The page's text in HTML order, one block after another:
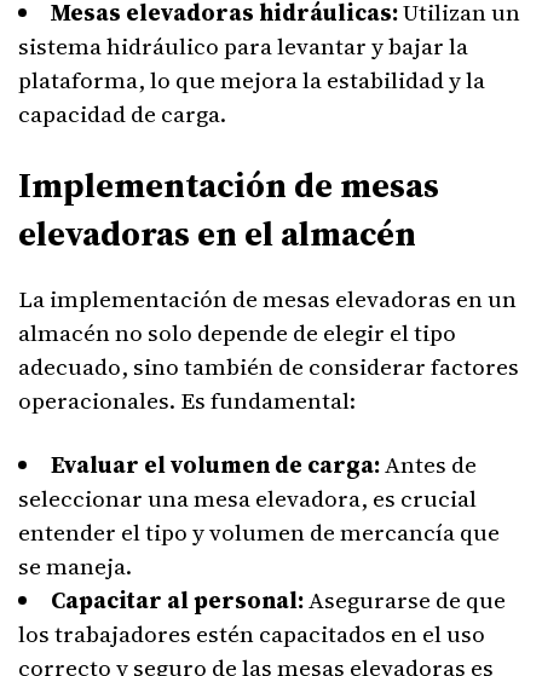
Mesas elevadoras hidráulicas:Utilizan un
sistema hidráulico para levantar y bajar la
plataforma, lo que mejora la estabilidad y la
capacidad de carga.
Implementación de mesas
elevadoras en el almacén
La implementación de mesas elevadoras en un
almacén no solo depende de elegir el tipo
adecuado, sino también de considerar factores
operacionales. Es fundamental:
Evaluar el volumen de carga:Antes de
seleccionar una mesa elevadora, es crucial
entender el tipo y volumen de mercancía que
se maneja.
Capacitar al personal:Asegurarse de que
los trabajadores estén capacitados en el uso
correcto y seguro de las mesas elevadoras es